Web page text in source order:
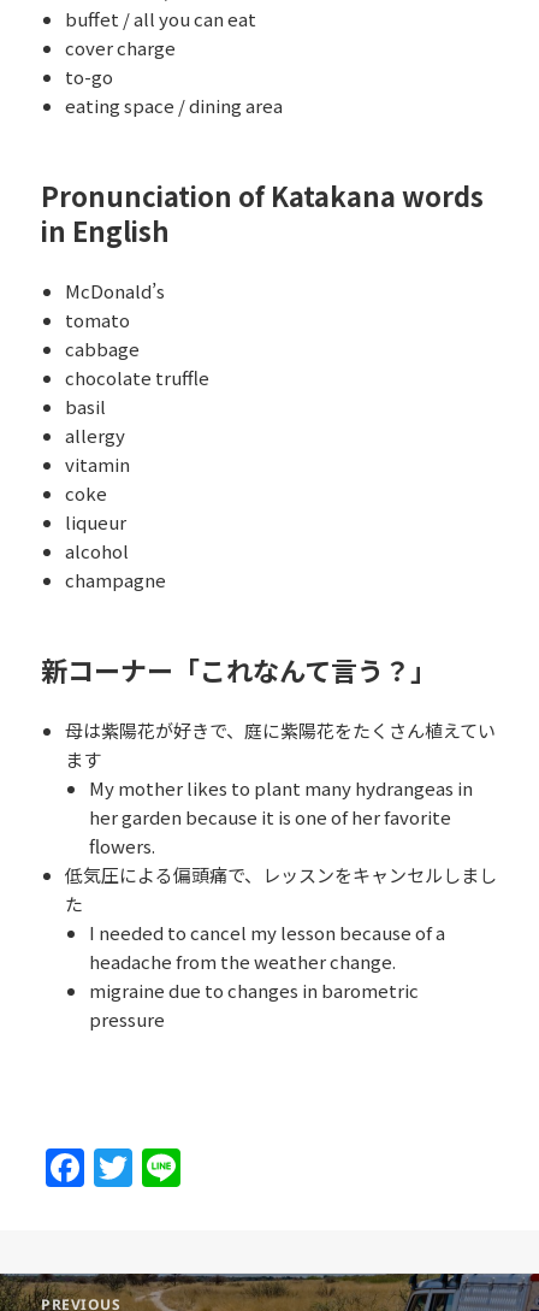
buffet / all you can eat
cover charge
to-go
eating space / dining area
Pronunciation of Katakana words
in English
McDonald’s
tomato
cabbage
chocolate truffle
basil
allergy
vitamin
coke
liqueur
alcohol
champagne
新コーナー「これなんて言う？」
母は紫陽花が好きで、庭に紫陽花をたくさん植えてい
ます
My mother likes to plant many hydrangeas in
her garden because it is one of her favorite
flowers.
低気圧による偏頭痛で、レッスンをキャンセルしまし
た
I needed to cancel my lesson because of a
headache from the weather change.
migraine due to changes in barometric
pressure
F
a
e
T
w
er
Post
PREVIOUS